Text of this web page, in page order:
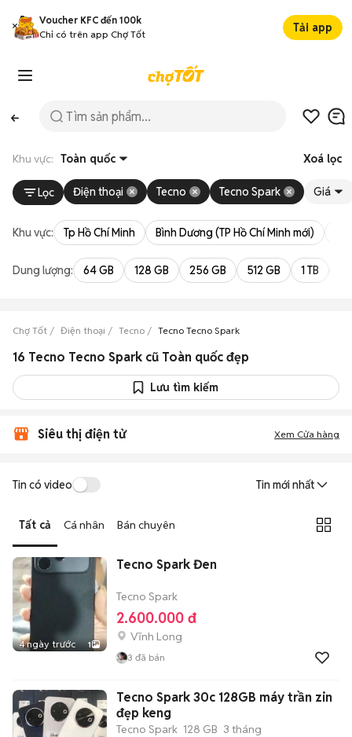
Voucher KFC đến 100k
Chỉ có trên app Chợ Tốt
Tải app
Khu vực: Toàn quốc Xoá lọc
Lọc Điện thoại Tecno Tecno Spark Giá
Khu vực: Tp Hồ Chí Minh Bình Dương (TP Hồ Chí Minh mới)
Dung lượng: 64 GB 128 GB 256 GB 512 GB 1 TB
Chợ Tốt Điện thoại Tecno Tecno Tecno Spark
16 Tecno Tecno Spark cũ Toàn quốc đẹp
Lưu tìm kiếm
Siêu thị điện tử Xem Cửa hàng
Tin có video Tin mới nhất
Tất cả Cá nhân Bán chuyên
4 ngày trước 1
Tecno Spark Đen
Tecno Spark
2.600.000 đ
Vĩnh Long
3 đã bán
Tecno Spark 30c 128GB máy trần zin
đẹp keng
Tecno Spark 128 GB 3 tháng